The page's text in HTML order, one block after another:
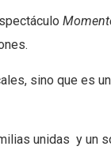
sino que es
unidas y un